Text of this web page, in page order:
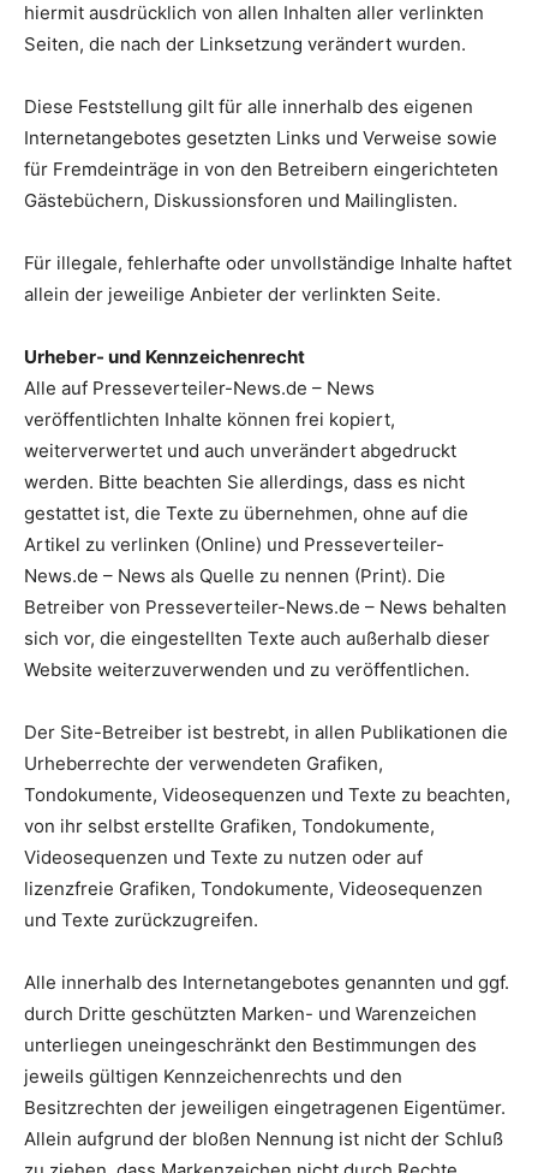
hiermit ausdrücklich von allen Inhalten aller verlinkten
Seiten, die nach der Linksetzung verändert wurden.
Diese Feststellung gilt für alle innerhalb des eigenen
Internetangebotes gesetzten Links und Verweise sowie
für Fremdeinträge in von den Betreibern eingerichteten
Gästebüchern, Diskussionsforen und Mailinglisten.
Für illegale, fehlerhafte oder unvollständige Inhalte haftet
allein der jeweilige Anbieter der verlinkten Seite.
Urheber- und Kennzeichenrecht
Alle auf Presseverteiler-News.de – News
veröffentlichten Inhalte können frei kopiert,
weiterverwertet und auch unverändert abgedruckt
werden. Bitte beachten Sie allerdings, dass es nicht
gestattet ist, die Texte zu übernehmen, ohne auf die
Artikel zu verlinken (Online) und Presseverteiler-
News.de – News als Quelle zu nennen (Print). Die
Betreiber von Presseverteiler-News.de – News behalten
sich vor, die eingestellten Texte auch außerhalb dieser
Website weiterzuverwenden und zu veröffentlichen.
Der Site-Betreiber ist bestrebt, in allen Publikationen die
Urheberrechte der verwendeten Grafiken,
Tondokumente, Videosequenzen und Texte zu beachten,
von ihr selbst erstellte Grafiken, Tondokumente,
Videosequenzen und Texte zu nutzen oder auf
lizenzfreie Grafiken, Tondokumente, Videosequenzen
und Texte zurückzugreifen.
Alle innerhalb des Internetangebotes genannten und ggf.
durch Dritte geschützten Marken- und Warenzeichen
unterliegen uneingeschränkt den Bestimmungen des
jeweils gültigen Kennzeichenrechts und den
Besitzrechten der jeweiligen eingetragenen Eigentümer.
Allein aufgrund der bloßen Nennung ist nicht der Schluß